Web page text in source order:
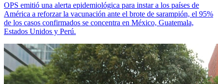
OPS emitió una alerta epidemiológica para instar a los países de
América a reforzar la vacunación ante el brote de sarampión, el 95%
de los casos confirmados se concentra en México, Guatemala,
Estados Unidos y Perú.